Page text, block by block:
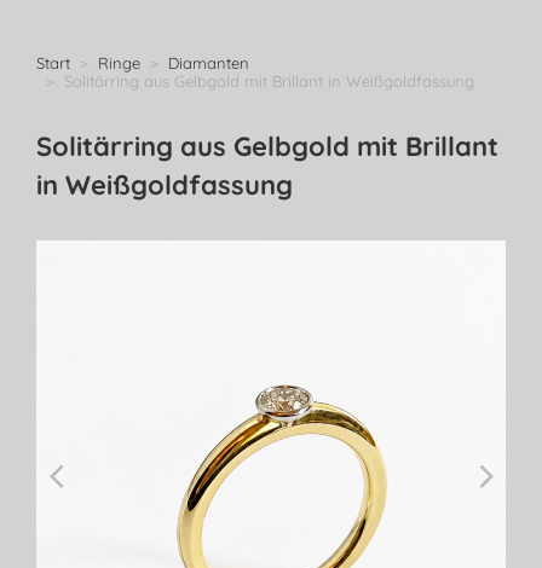
Sie befinden sich hier:
Start Ringe
Diamanten
Solitärring aus Gelbgold mit Brillant in Weißgoldfassung
Solitärring aus Gelbgold mit Brillant
in Weißgoldfassung